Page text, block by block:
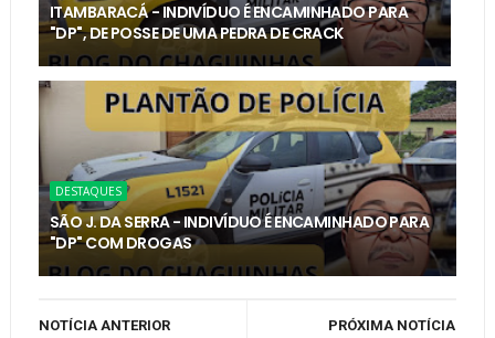
ITAMBARACÁ - INDIVÍDUO É ENCAMINHADO PARA
"DP", DE POSSE DE UMA PEDRA DE CRACK
DESTAQUES
SÃO J. DA SERRA - INDIVÍDUO É ENCAMINHADO PARA
"DP" COM DROGAS
PRÓXIMA NOTÍCIA
NOTÍCIA ANTERIOR